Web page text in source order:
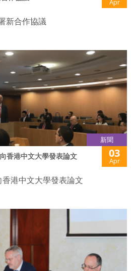
Apr
新合作協議
新聞
香港中文大學發表論文 03
Apr
港中文大學發表論文